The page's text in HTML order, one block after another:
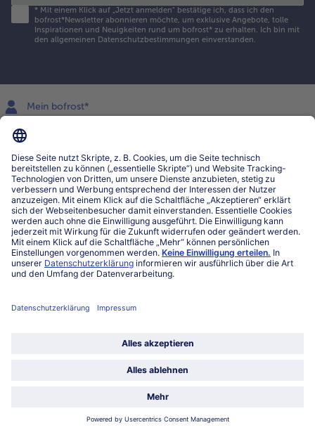
* Mit einem Klick auf „Jetzt anmelden" bestätige ich, dass ich den
bofrost*Newsletter abonnieren möchte, um exklusive Angebote, tolle
Inspirationen und Neuigkeiten rund um bofrost* zu erhalten. Ich bin mit
den allgemeinen Datenschutzbestimmungen einverstanden.
Mein bofrost*
www.bofrost.lu
027863232
Mo-Fr. von 7 bis 20 Uhr
Service
Über bofrost*